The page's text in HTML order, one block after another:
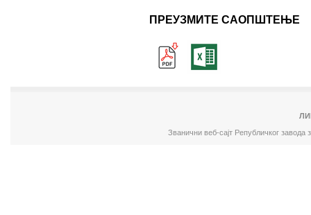
ПРЕУЗМИТЕ САОПШТЕЊЕ
Званични веб-сајт Републичког